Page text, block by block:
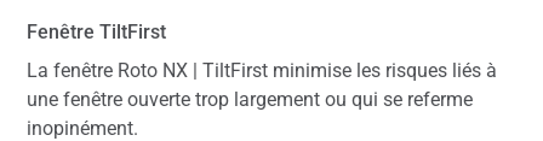
Fenêtre TiltFirst
La fenêtre Roto NX | TiltFirst minimise les risques liés à
une fenêtre ouverte trop largement ou qui se referme
inopinément.